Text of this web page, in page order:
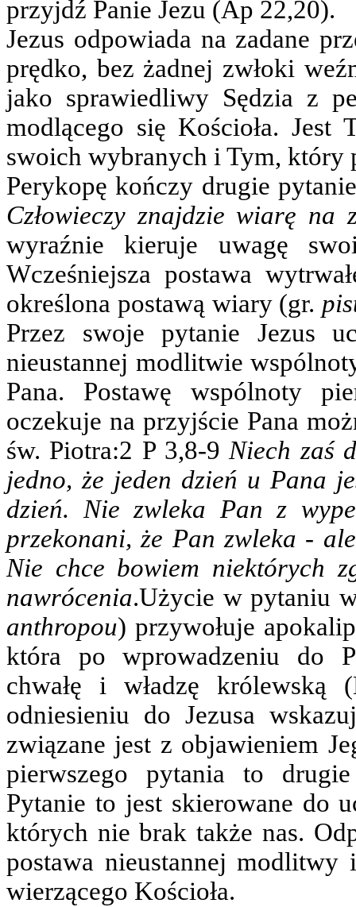
przyjdź Panie Jezu (Ap 22,20).
Jezus odpowiada na zadane
prędko, bez żadnej zwłoki
jako sprawiedliwy Sędzia z
modlącego się Kościoła.
swoich wybranych i Tym, który
Perykopę kończy drugie
Człowieczy znajdzie wiarę na
wyraźnie kieruje uwagę
Wcześniejsza postawa
określona postawą wiary (gr.
Przez swoje pytanie Jezus
nieustannej modlitwie
Pana. Postawę wspólnoty
oczekuje na przyjście Pana
św. Piotra:2 P 3,8-9Niech zaś
jedno, że jeden dzień u Pana
dzień. Nie zwleka Pan z
przekonani, że Pan zwleka -
Nie chce bowiem niektórych
nawrócenia.Użycie w pytaniu
anthropou) przywołuje
która po wprowadzeniu do
chwałę i władzę
odniesieniu do Jezusa
związane jest z objawieniem
pierwszego pytania to
Pytanie to jest skierowane do
których nie brak także nas.
postawa nieustannej
wierzącego Kościoła.